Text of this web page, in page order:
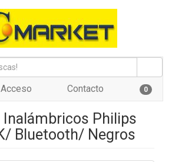
Acceso Contacto 0
Philips
Bluetooth/ Negros